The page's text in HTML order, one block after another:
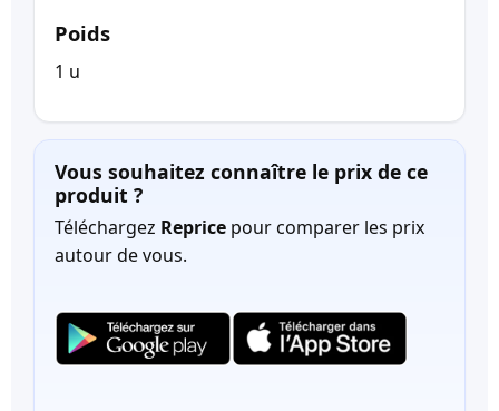
Poids
1 u
Vous souhaitez connaître le prix de ce
produit ?
Téléchargez Reprice pour comparer les prix
autour de vous.